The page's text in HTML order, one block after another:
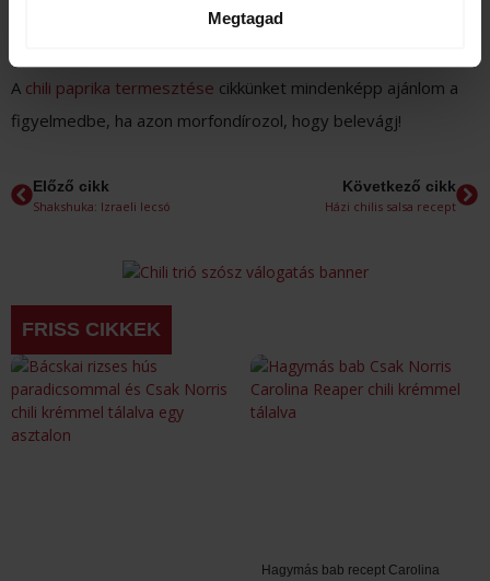
Megtagad
A chili paprika termesztése cikkünket mindenképp ajánlom a
figyelmedbe, ha azon morfondírozol, hogy belevágj!
Előző cikk
Shakshuka: Izraeli lecsó
Következő cikk
Házi chilis salsa recept
FRISS CIKKEK
Hagymás bab recept Carolina